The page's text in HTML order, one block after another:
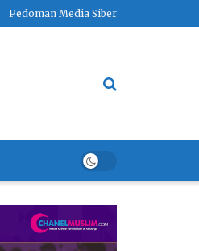
Pedoman Media Siber